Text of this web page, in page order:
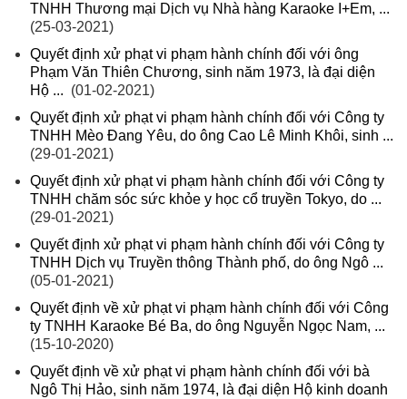
TNHH Thương mại Dịch vụ Nhà hàng Karaoke I+Em, ...
(25-03-2021)
Quyết định xử phạt vi phạm hành chính đối với ông
Phạm Văn Thiên Chương, sinh năm 1973, là đại diện
Hộ ... (01-02-2021)
Quyết định xử phạt vi phạm hành chính đối với Công ty
TNHH Mèo Đang Yêu, do ông Cao Lê Minh Khôi, sinh ...
(29-01-2021)
Quyết định xử phạt vi phạm hành chính đối với Công ty
TNHH chăm sóc sức khỏe y học cổ truyền Tokyo, do ...
(29-01-2021)
Quyết định xử phạt vi phạm hành chính đối với Công ty
TNHH Dịch vụ Truyền thông Thành phố, do ông Ngô ...
(05-01-2021)
Quyết định về xử phạt vi phạm hành chính đối với Công
ty TNHH Karaoke Bé Ba, do ông Nguyễn Ngọc Nam, ...
(15-10-2020)
Quyết định về xử phạt vi phạm hành chính đối với bà
Ngô Thị Hảo, sinh năm 1974, là đại diện Hộ kinh doanh